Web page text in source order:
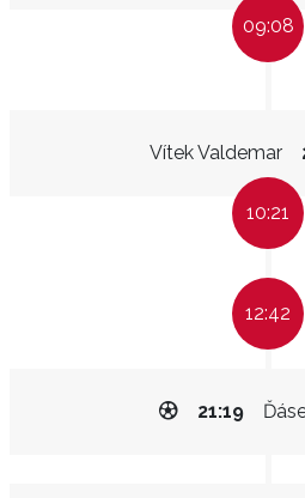
09:08
Vítek Valdemar
10:21
12:42
21:19